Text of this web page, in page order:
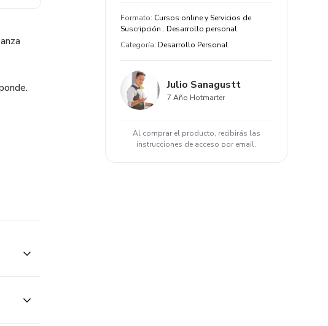
58 clase de contenido original
Formato: Cursos online y Servicios de
Suscripción . Desarrollo personal
Categoría: Desarrollo Personal
Julio Sanagustt
7 Año Hotmarter
Al comprar el producto, recibirás las
instrucciones de acceso por email.